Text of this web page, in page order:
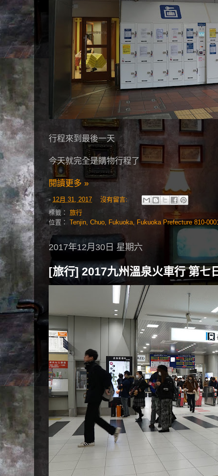
行程來到最後一天
今天就完全是購物行程了
閱讀更多 »
- 12月 31, 2017
沒有留言:
標籤： 旅行
位置： Tenjin, Chuo, Fukuoka, Fukuoka Prefecture 810-
2017年12月30日 星期六
[旅行] 2017九州溫泉火車行 第七